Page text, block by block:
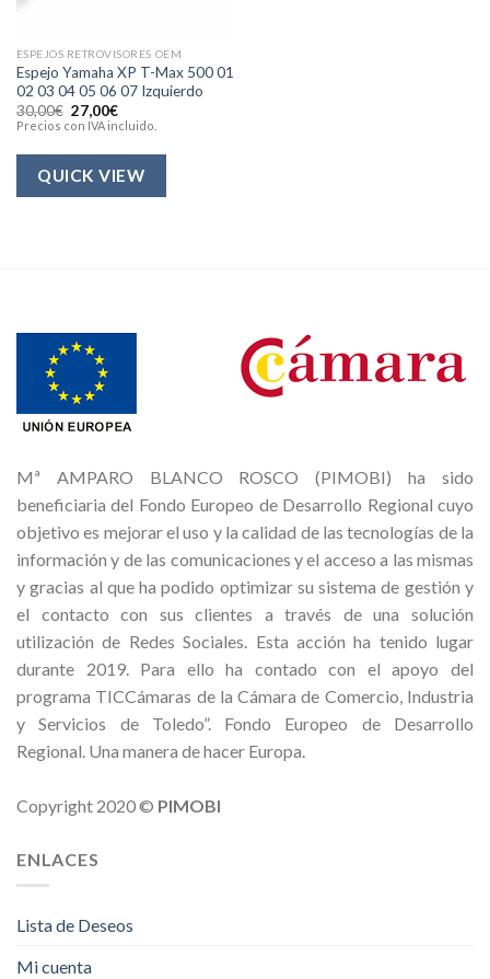
ESPEJOS RETROVISORES OEM
Espejo Yamaha XP T-Max 500 01
02 03 04 05 06 07 Izquierdo
30,00€ El
precio
era:
30,00€.
27,00€El
precio
es:
27,00€.
Precios con IVA incluido.
QUICK VIEW
Mª AMPARO BLANCO ROSCO (PIMOBI) ha sido
beneficiaria del Fondo Europeo de Desarrollo Regional cuyo
objetivo es mejorar el uso y la calidad de las tecnologías de la
información y de las comunicaciones y el acceso a las mismas
y gracias al que ha podido optimizar su sistema de gestión y
el contacto con sus clientes a través de una solución
utilización de Redes Sociales. Esta acción ha tenido lugar
durante 2019. Para ello ha contado con el apoyo del
programa TICCámaras de la Cámara de Comercio, Industria
y Servicios de Toledo”. Fondo Europeo de Desarrollo
Regional. Una manera de hacer Europa.
Copyright 2020 © PIMOBI
ENLACES
Lista de Deseos
Mi cuenta